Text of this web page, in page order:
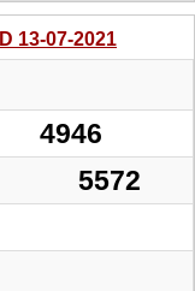
13-07-2021
4946
5572